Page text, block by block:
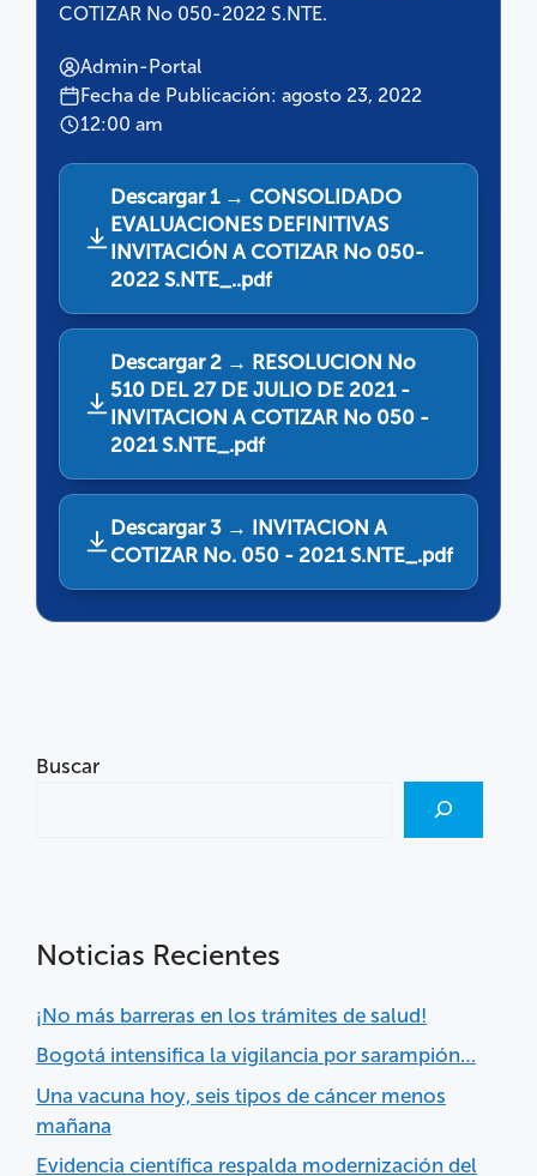
COTIZAR No 050-2022 S.NTE.
Admin-Portal
Fecha de Publicación: agosto 23, 2022
12:00 am
Descargar 1 → CONSOLIDADO
EVALUACIONES DEFINITIVAS
INVITACIÓN A COTIZAR No 050-
2022 S.NTE_..pdf
Descargar 2 → RESOLUCION No
510 DEL 27 DE JULIO DE 2021 -
INVITACION A COTIZAR No 050 -
2021 S.NTE_.pdf
Descargar 3 → INVITACION A
COTIZAR No. 050 - 2021 S.NTE_.pdf
Buscar
Noticias Recientes
¡No más barreras en los trámites de salud!
Bogotá intensifica la vigilancia por sarampión…
Una vacuna hoy, seis tipos de cáncer menos
mañana
Evidencia científica respalda modernización del